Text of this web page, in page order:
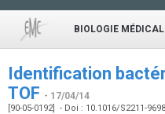
BIOLOGIE
Identification
TOF - 17/04/14
[90-05-0192] - Doi : 10.1016/S2211-